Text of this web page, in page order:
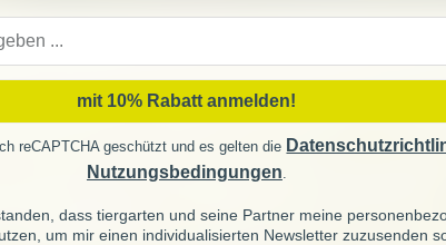
Adresse
mit 10% Rabatt anmelden!
reCAPTCHA geschützt und es gelten die
Nutzungsbedingungen.
dass tiergarten und seine Partner meine
um mir einen individualisierten Newsletter zuzusenden